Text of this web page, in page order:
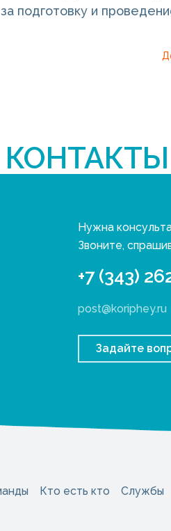
подготовку и
КОНТАКТЫ
Нужна
Звоните,
+7 (343)
post@koriphey.ru
Задайте
Кто есть кто Службы